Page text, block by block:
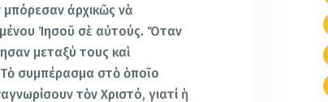
ἀρχικῶς νὰ
Ἰησοῦ σὲ αὐτούς. Ὅταν
μεταξύ τους καὶ
συμπέρασμα στὸ ὁποῖο
τὸν Χριστό, γιατί ἡ